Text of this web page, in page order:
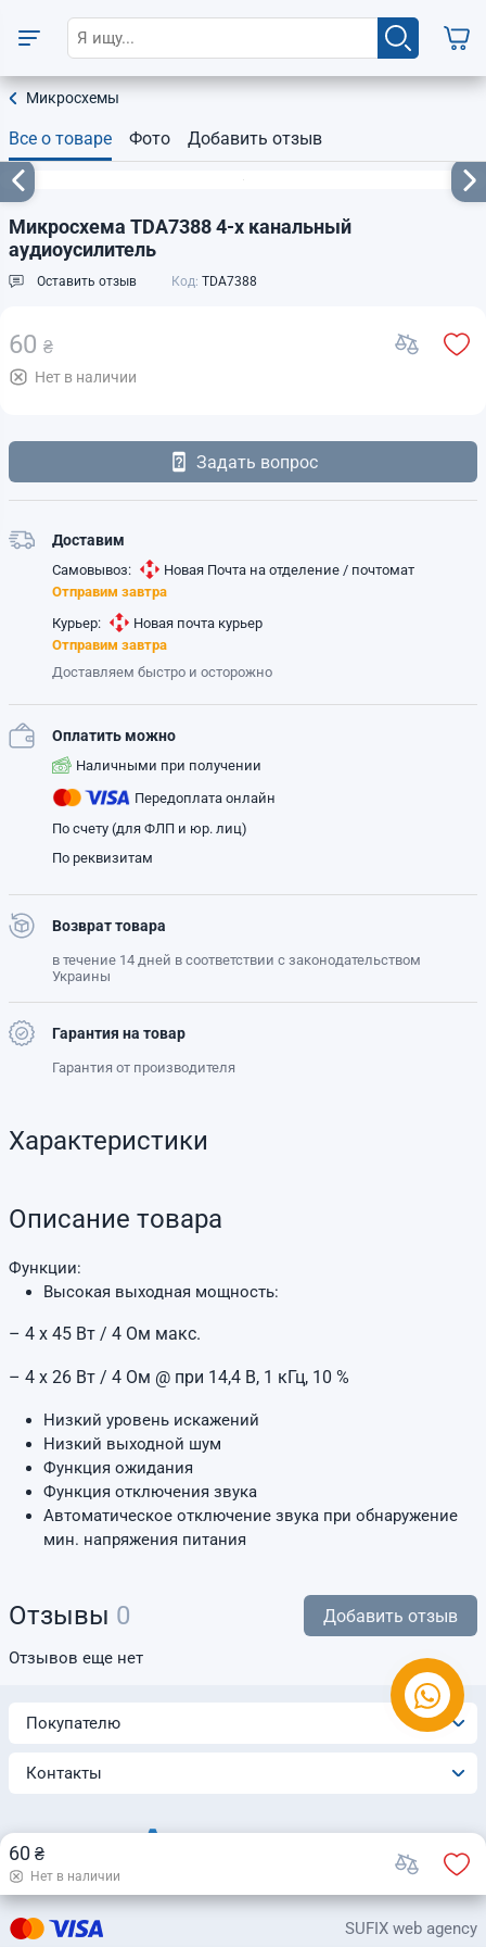
Микросхемы
Все о товаре Фото Добавить отзыв
Микросхема TDA7388 4-х канальный
аудиоусилитель
Оставить отзыв Код: TDA7388
60 ₴
Нет в наличии
Задать вопрос
Доставим
Самовывоз:
Новая Почта на отделение / почтомат
Отправим завтра
Курьер:
Новая почта курьер
Отправим завтра
Доставляем быстро и осторожно
Оплатить можно
Наличными при получении
Передоплата онлайн
По счету (для ФЛП и юр. лиц)
По реквизитам
Возврат товара
в течение 14 дней в соответствии с законодательством
Украины
Гарантия на товар
Гарантия от производителя
Характеристики
Описание товара
Функции:
Высокая выходная мощность:
– 4 x 45 Вт / 4 Ом макс.
– 4 x 26 Вт / 4 Ом @ при 14,4 В, 1 кГц, 10 %
Низкий уровень искажений
Низкий выходной шум
Функция ожидания
Функция отключения звука
Автоматическое отключение звука при обнаружение
мин. напряжения питания
Отзывы 0 Добавить отзыв
Отзывов еще нет
60 ₴
Нет в наличии
Покупателю
Контакты
© 2026 Интернет-магазин «Automatica»
SUFIX web agency